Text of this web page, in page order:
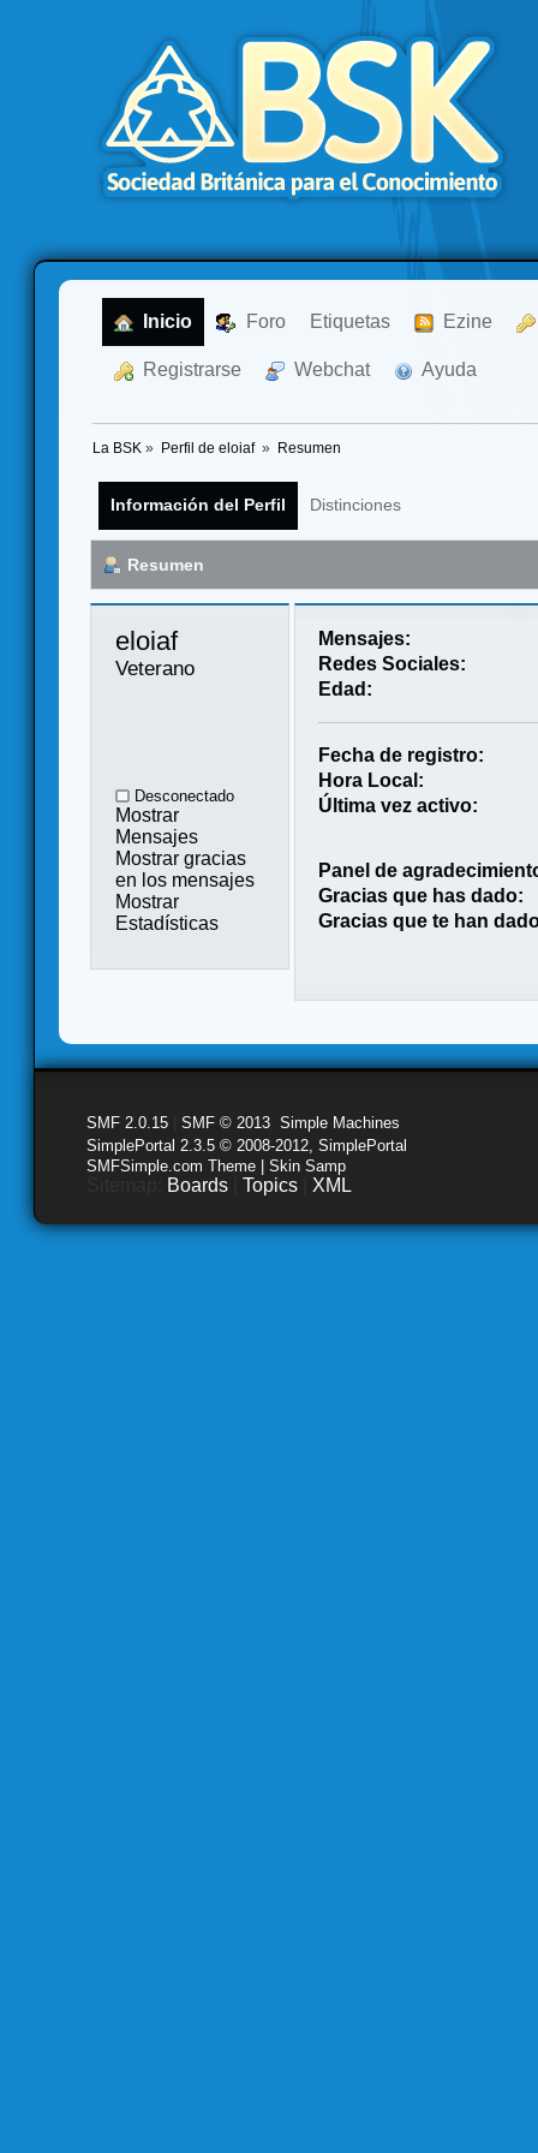
Inicio Foro Etiquetas Ezine
Registrarse Webchat Ayuda
La BSK » Perfil de eloiaf » Resumen
Información del Perfil Distinciones
Resumen
eloiaf
Veterano
Desconectado
Mostrar
Mensajes
Mostrar gracias
en los mensajes
Mostrar
Estadísticas
Mensajes:
Redes Sociales:
Edad:
Fecha de registro:
Hora Local:
Última vez activo:
Panel de
Gracias que has dado:
Gracias que te han
SMF 2.0.15 SMF © 2013 Simple Machines
SimplePortal 2.3.5 © 2008-2012, SimplePortal
SMFSimple.com Theme | Skin Samp
Boards Topics XML